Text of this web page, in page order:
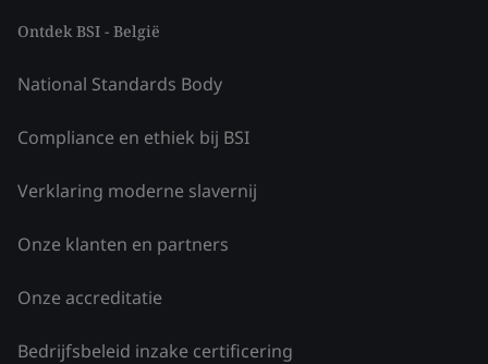
Ontdek BSI - België
National Standards Body
Compliance en ethiek bij BSI
Verklaring moderne slavernij
Onze klanten en partners
Onze accreditatie
Bedrijfsbeleid inzake certificering